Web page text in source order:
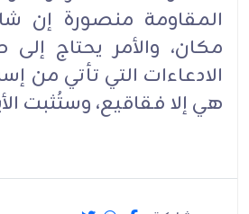
المقاومة منصورة إن
مكان، والأمر يحتاج
الادعاءات التي تأتي من
هي إلا فقاقيع، وستُثبت